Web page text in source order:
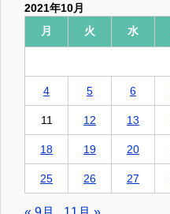
2021年10月
月
火 水
4 5 6
11 12 13
18 19 20
25 26 27